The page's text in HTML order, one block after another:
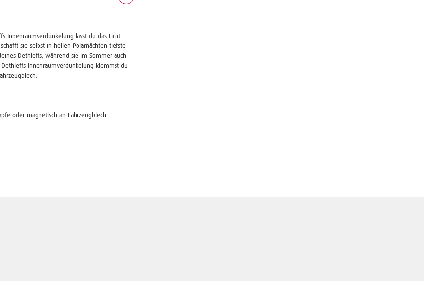
Innenraumverdunkelung lässt du das Licht
sie selbst in hellen Polarnächten tiefste
Dethleffs, während sie im Sommer auch
Innenraumverdunkelung klemmst du
oder magnetisch an Fahrzeugblech